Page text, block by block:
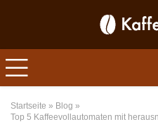
Startseite » Blog »
Top 5 Kaffeevollautomaten mit